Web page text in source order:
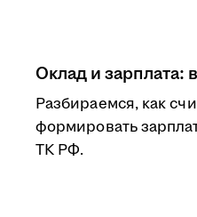
Оклад и зарплата:
Разбираемся, как
формировать
ТК РФ.